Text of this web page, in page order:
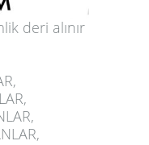
deri alınır